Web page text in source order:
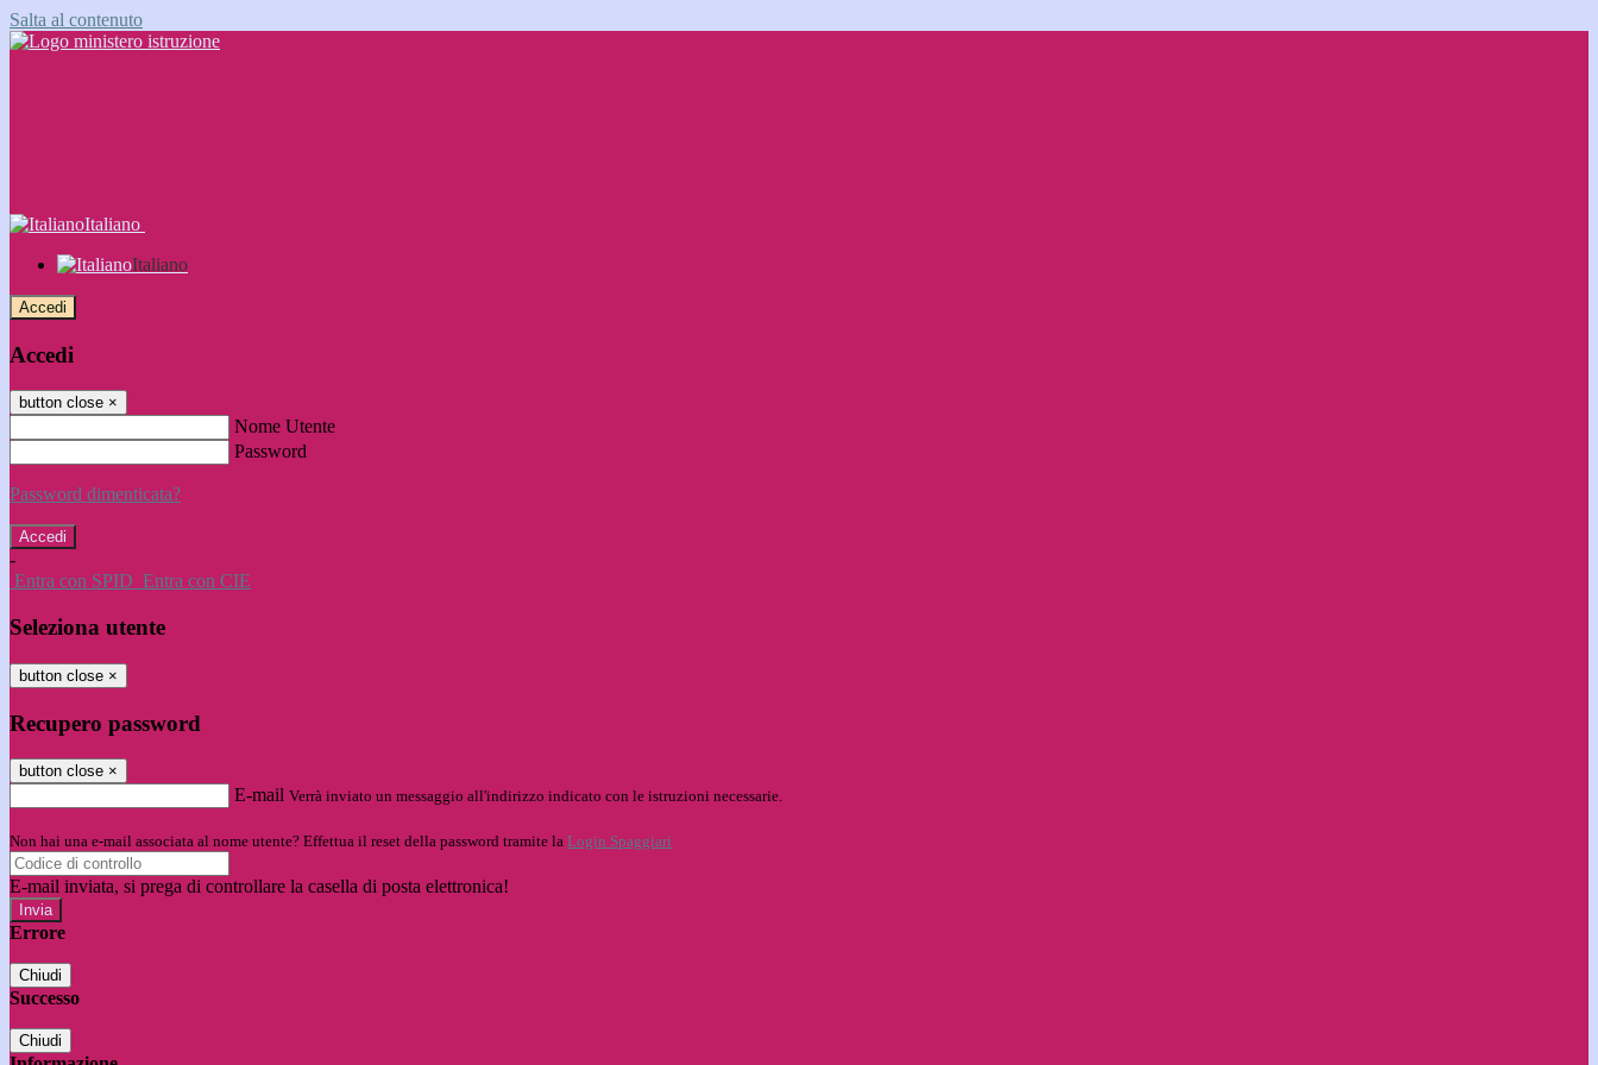
Salta al contenuto
Italiano
Italiano
Accedi
Accedi
button close ×
Nome Utente
Password
Password dimenticata?
-
Entra con SPID Entra con CIE
Seleziona utente
button close ×
Recupero password
button close ×
E-mail Verrà inviato un messaggio all'indirizzo indicato con le istruzioni necessarie.
Non hai una e-mail associata al nome utente? Effettua il reset della password tramite la Login Spaggiari
E-mail inviata, si prega di controllare la casella di posta elettronica!
Errore
Chiudi
Successo
Chiudi